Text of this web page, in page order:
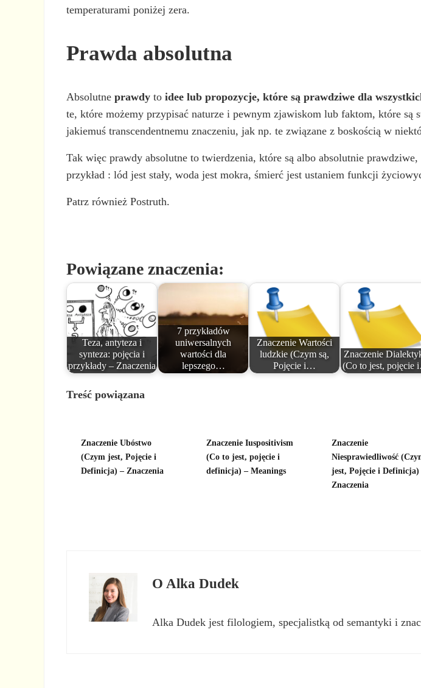
temperaturami poniżej zera.
Prawda absolutna
Absolutneprawdy toidee lub propozycje, które są prawdziwe dla
te, które możemy przypisać naturze i pewnym zjawiskom lub faktom, które są
jakiemuś transcendentnemu znaczeniu, jak np. te związane z boskością w
Tak więc prawdy absolutne to twierdzenia, które są albo absolutnie
przykład : lód jest stały, woda jest mokra, śmierć jest ustaniem funkcji
Patrz również Postruth.
Powiązane znaczenia:
Teza, antyteza i
synteza: pojęcia i
przykłady – Znaczenia
7 przykładów
uniwersalnych
wartości dla
lepszego…
Znaczenie Wartości
ludzkie (Czym są,
Pojęcie i…
Znaczenie
(Co to jest, pojęcie
Treść powiązana
Znaczenie Ubóstwo
(Czym jest, Pojęcie i
Definicja) – Znaczenia
Znaczenie Iuspositivism
(Co to jest, pojęcie i
definicja) – Meanings
Znaczenie
Niesprawiedliwość
jest, Pojęcie i Definicja)
Znaczenia
OAlka Dudek
Alka Dudek jest filologiem, specjalistką od semantyki i